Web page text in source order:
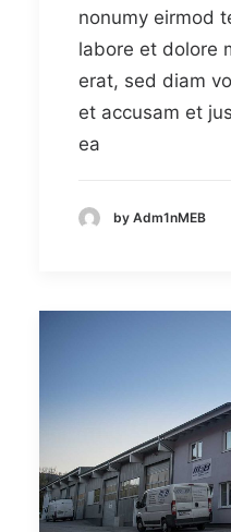
nonumy eirmod
labore et dolore
erat, sed diam
et accusam et
ea
by Adm1nMEB